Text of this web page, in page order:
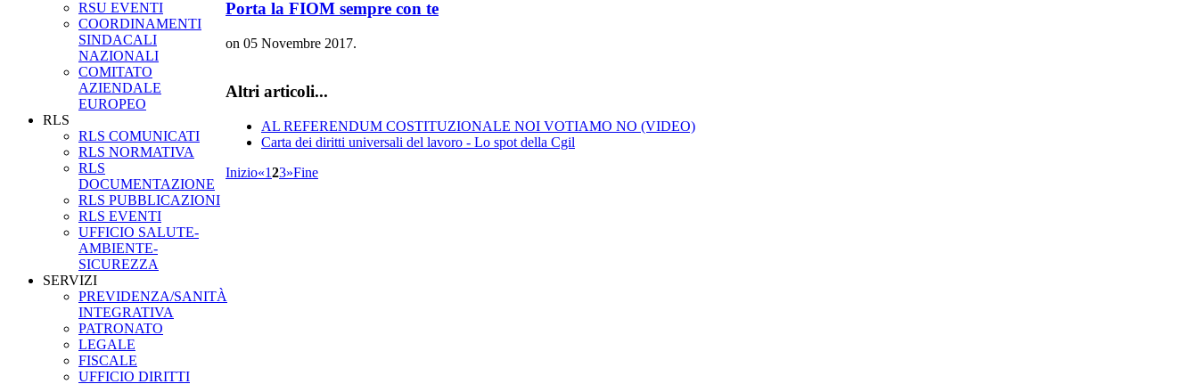
Porta la FIOM sempre con te
on 05 Novembre 2017.
Altri articoli...
AL REFERENDUM COSTITUZIONALE NOI VOTIAMO NO (VIDEO)
Carta dei diritti universali del lavoro - Lo spot della Cgil
Inizio«123»Fine
RSU EVENTI
COORDINAMENTI
SINDACALI
NAZIONALI
COMITATO
AZIENDALE
EUROPEO
RLS
RLS COMUNICATI
RLS NORMATIVA
RLS
DOCUMENTAZIONE
RLS PUBBLICAZIONI
RLS EVENTI
UFFICIO SALUTE-
AMBIENTE-
SICUREZZA
SERVIZI
PREVIDENZA/SANITÀ
INTEGRATIVA
PATRONATO
LEGALE
FISCALE
UFFICIO DIRITTI